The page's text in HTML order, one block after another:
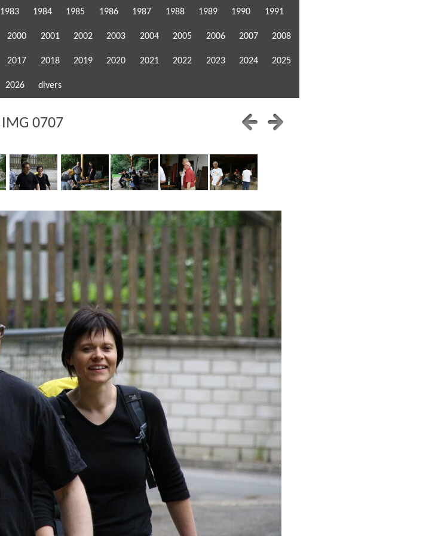
1983 1984 1985 1986 1987 1988 1989 1990 1991
2000 2001 2002 2003 2004 2005 2006 2007 2008
2017 2018 2019 2020 2021 2022 2023 2024 2025
2026 divers
IMG 0707